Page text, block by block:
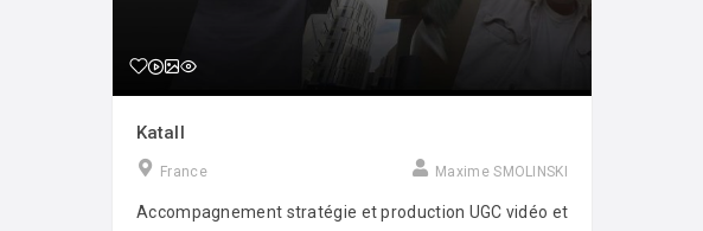
Katall
France Maxime SMOLINSKI
Accompagnement stratégie et production UGC vidéo et